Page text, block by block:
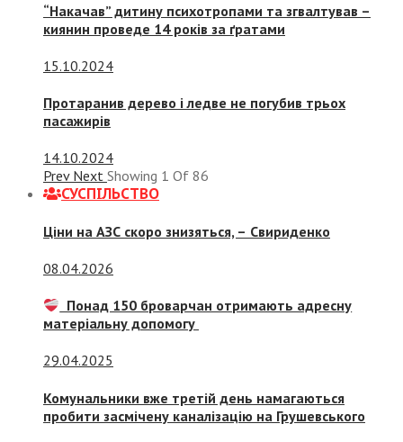
“Накачав” дитину психотропами та згвалтував –
киянин проведе 14 років за ґратами
15.10.2024
Протаранив дерево і ледве не погубив трьох
пасажирів
14.10.2024
Prev Next Showing 1 Of 86
СУСПIЛЬСТВО
Ціни на АЗС скоро знизяться, – Свириденко
08.04.2026
Понад 150 броварчан отримають адресну
матеріальну допомогу
29.04.2025
Комунальники вже третій день намагаються
пробити засмічену каналізацію на Грушевського